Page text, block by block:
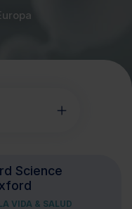
VIDA & SALUD
Science